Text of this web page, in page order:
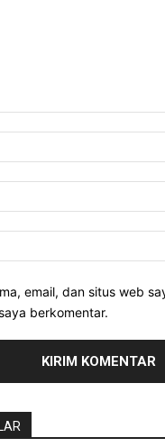
email, dan situs web
berkomentar.